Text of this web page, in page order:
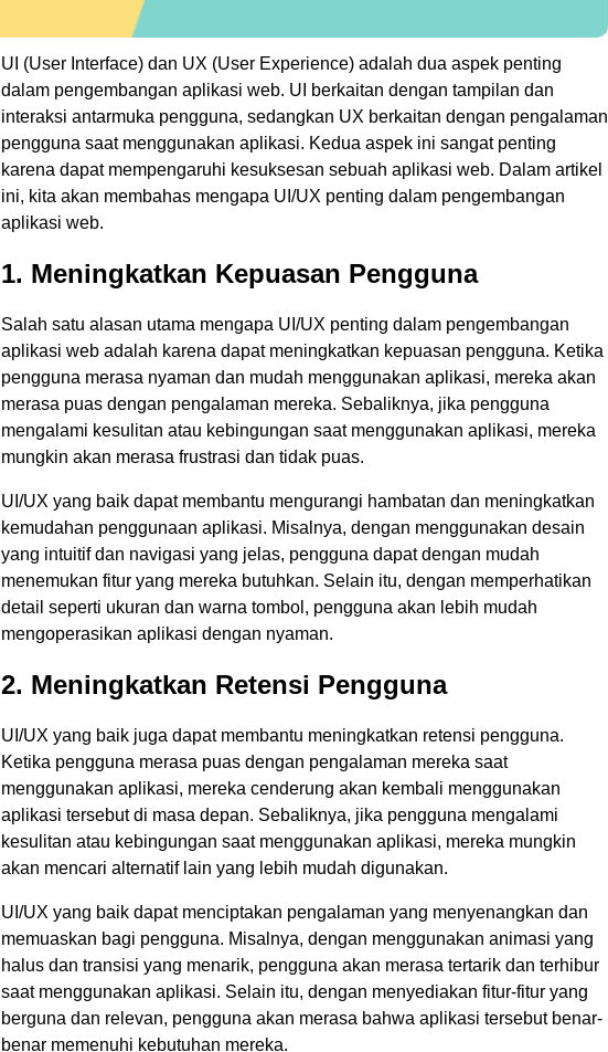
UI (User Interface) dan UX (User Experience) adalah dua aspek penting
dalam pengembangan aplikasi web. UI berkaitan dengan tampilan dan
interaksi antarmuka pengguna, sedangkan UX berkaitan dengan pengalaman
pengguna saat menggunakan aplikasi. Kedua aspek ini sangat penting
karena dapat mempengaruhi kesuksesan sebuah aplikasi web. Dalam artikel
ini, kita akan membahas mengapa UI/UX penting dalam pengembangan
aplikasi web.
1. Meningkatkan Kepuasan Pengguna
Salah satu alasan utama mengapa UI/UX penting dalam pengembangan
aplikasi web adalah karena dapat meningkatkan kepuasan pengguna. Ketika
pengguna merasa nyaman dan mudah menggunakan aplikasi, mereka akan
merasa puas dengan pengalaman mereka. Sebaliknya, jika pengguna
mengalami kesulitan atau kebingungan saat menggunakan aplikasi, mereka
mungkin akan merasa frustrasi dan tidak puas.
UI/UX yang baik dapat membantu mengurangi hambatan dan meningkatkan
kemudahan penggunaan aplikasi. Misalnya, dengan menggunakan desain
yang intuitif dan navigasi yang jelas, pengguna dapat dengan mudah
menemukan fitur yang mereka butuhkan. Selain itu, dengan memperhatikan
detail seperti ukuran dan warna tombol, pengguna akan lebih mudah
mengoperasikan aplikasi dengan nyaman.
2. Meningkatkan Retensi Pengguna
UI/UX yang baik juga dapat membantu meningkatkan retensi pengguna.
Ketika pengguna merasa puas dengan pengalaman mereka saat
menggunakan aplikasi, mereka cenderung akan kembali menggunakan
aplikasi tersebut di masa depan. Sebaliknya, jika pengguna mengalami
kesulitan atau kebingungan saat menggunakan aplikasi, mereka mungkin
akan mencari alternatif lain yang lebih mudah digunakan.
UI/UX yang baik dapat menciptakan pengalaman yang menyenangkan dan
memuaskan bagi pengguna. Misalnya, dengan menggunakan animasi yang
halus dan transisi yang menarik, pengguna akan merasa tertarik dan terhibur
saat menggunakan aplikasi. Selain itu, dengan menyediakan fitur-fitur yang
berguna dan relevan, pengguna akan merasa bahwa aplikasi tersebut benar-
benar memenuhi kebutuhan mereka.